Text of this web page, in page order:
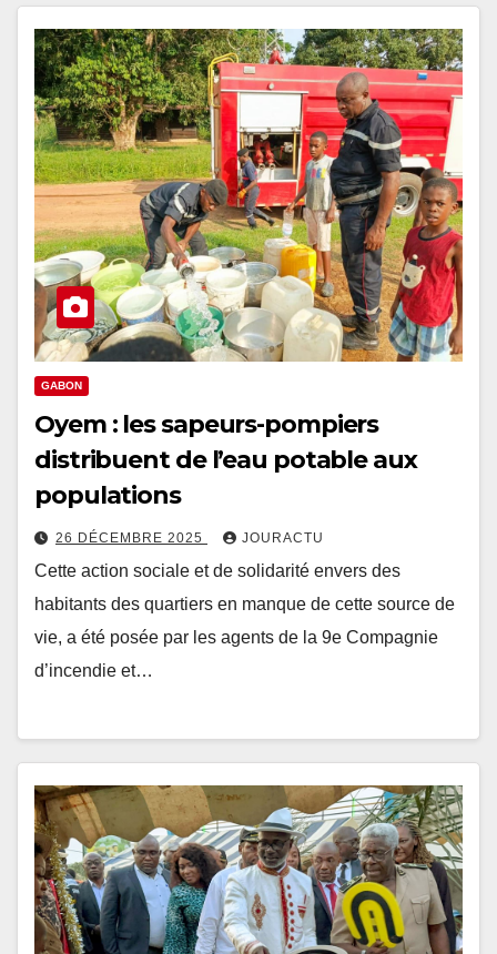
GABON
Oyem : les sapeurs-pompiers
distribuent de l’eau potable aux
populations
26 DÉCEMBRE 2025 JOURACTU
Cette action sociale et de solidarité envers des
habitants des quartiers en manque de cette source de
vie, a été posée par les agents de la 9e Compagnie
d’incendie et…